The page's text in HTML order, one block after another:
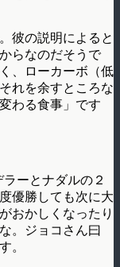
彼の説明によると
らなのだそうで
、ローカーボ（低
れを余すところな
わる食事」です
ーとナダルの２
優勝しても次に大
おかしくなったり
。ジョコさん曰
。